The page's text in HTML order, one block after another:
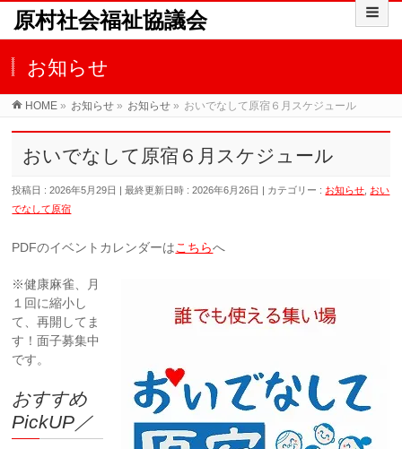
原村社会福祉協議会
お知らせ
HOME » お知らせ » お知らせ » おいでなして原宿６月スケジュール
おいでなして原宿６月スケジュール
投稿日 : 2026年5月29日 最終更新日時 : 2026年6月26日 カテゴリー : お知らせ おい
でなして原宿
PDFのイベントカレンダーはこちらへ
※健康麻雀、月
１回に縮小し
て、再開してま
す！面子募集中
です。
おすすめ
PickUP／